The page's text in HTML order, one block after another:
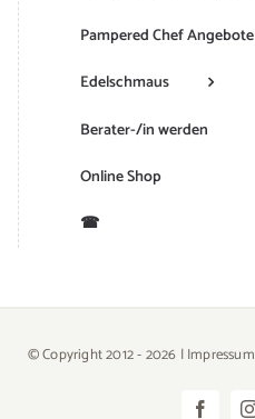
Pampered Chef Angebote
Edelschmaus
Berater-/in werden
Online Shop
☎
© Copyright 2012 -2026 |Impressum